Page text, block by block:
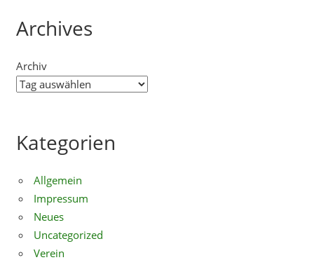
Archives
Archiv
Kategorien
Allgemein
Impressum
Neues
Uncategorized
Verein